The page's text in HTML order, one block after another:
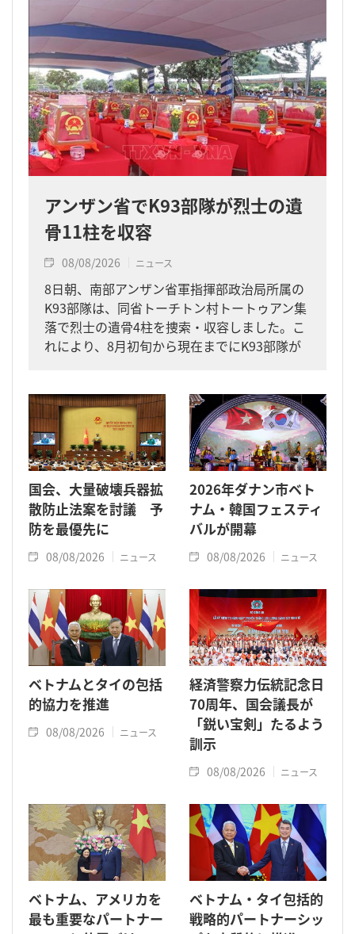
アンザン省でK93部隊が烈士の遺
骨11柱を収容
08/08/2026 ニュース
8日朝、南部アンザン省軍指揮部政治局所属の
K93部隊は、同省トーチトン村トートゥアン集
落で烈士の遺骨4柱を捜索・収容しました。こ
れにより、8月初旬から現在までにK93部隊が
国会、大量破壊兵器拡
散防止法案を討議 予
防を最優先に
08/08/2026 ニュース
2026年ダナン市ベト
ナム・韓国フェスティ
バルが開幕
08/08/2026 ニュース
ベトナムとタイの包括
的協力を推進
08/08/2026 ニュース
経済警察力伝統記念日
70周年、国会議長が
「鋭い宝剣」たるよう
訓示
08/08/2026 ニュース
ベトナム、アメリカを
最も重要なパートナー
ベトナム・タイ包括的
戦略的パートナーシッ